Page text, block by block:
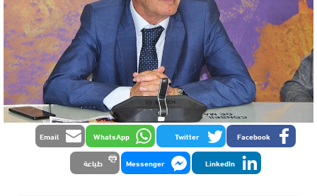
Facebook
Twitter
WhatsApp
Email
LinkedIn
Messenger طباعة